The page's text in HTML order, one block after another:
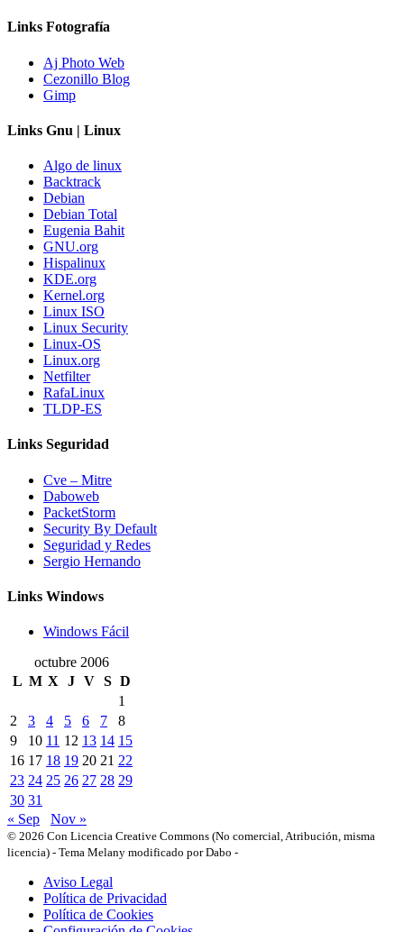
Links Fotografía
Aj Photo Web
Cezonillo Blog
Gimp
Links Gnu | Linux
Algo de linux
Backtrack
Debian
Debian Total
Eugenia Bahit
GNU.org
Hispalinux
KDE.org
Kernel.org
Linux ISO
Linux Security
Linux-OS
Linux.org
Netfilter
RafaLinux
TLDP-ES
Links Seguridad
Cve – Mitre
Daboweb
PacketStorm
Security By Default
Seguridad y Redes
Sergio Hernando
Links Windows
Windows Fácil
octubre 2006
L M X J V S D
1
2
3 4 5 6 7
8
9
10 11 12 13 14 15
16 17 18 19 20 21 22
23 24 25 26 27 28 29
30 31
« Sep
Nov »
© 2026 Con Licencia Creative Commons (No comercial, Atribución, misma
licencia) - Tema Melany modificado por Dabo -
Aviso Legal
Política de Privacidad
Política de Cookies